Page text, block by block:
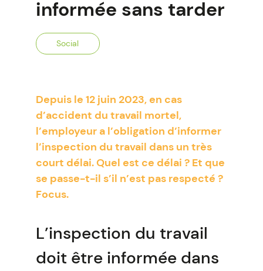
informée sans tarder
Social
Depuis le 12 juin 2023, en cas
d’accident du travail mortel,
l’employeur a l’obligation d’informer
l’inspection du travail dans un très
court délai. Quel est ce délai ? Et que
se passe-t-il s’il n’est pas respecté ?
Focus.
L’inspection du travail
doit être informée dans